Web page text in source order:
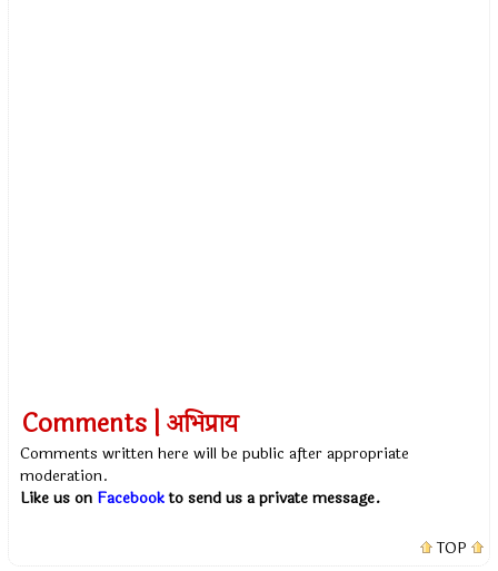
Comments | अभिप्राय
Comments written here will be public after appropriate
moderation.
Like us on Facebookto send us a private message.
TOP